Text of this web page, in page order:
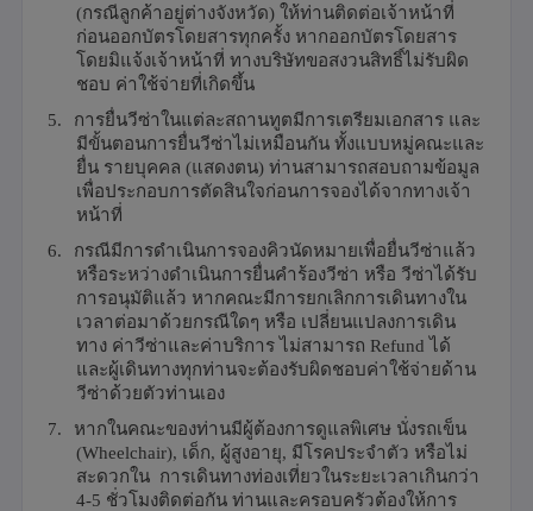
(กรณีลูกค้าอยู่ต่างจังหวัด) ให้ท่านติดต่อเจ้าหน้าที่
ก่อนออกบัตรโดยสารทุกครั้ง หากออกบัตรโดยสาร
โดยมิแจ้งเจ้าหน้าที่ ทางบริษัทขอสงวนสิทธิ์ไม่รับผิด
ชอบ ค่าใช้จ่ายที่เกิดขึ้น
5.
การยื่นวีซ่าในแต่ละสถานทูตมีการเตรียมเอกสาร และ
มีขั้นตอนการยื่นวีซ่าไม่เหมือนกัน ทั้งแบบหมู่คณะและ
ยื่น รายบุคคล (แสดงตน) ท่านสามารถสอบถามข้อมูล
เพื่อประกอบการตัดสินใจก่อนการจองได้จากทางเจ้า
หน้าที่
6.
กรณีมีการดำเนินการจองคิวนัดหมายเพื่อยื่นวีซ่าแล้ว
หรือระหว่างดำเนินการยื่นคำร้องวีซ่า หรือ วีซ่าได้รับ
การอนุมัติแล้ว หากคณะมีการยกเลิกการเดินทางใน
เวลาต่อมาด้วยกรณีใดๆ หรือ เปลี่ยนแปลงการเดิน
ทาง ค่าวีซ่าและค่าบริการ ไม่สามารถ Refundได้
และผู้เดินทางทุกท่านจะต้องรับผิดชอบค่าใช้จ่ายด้าน
วีซ่าด้วยตัวท่านเอง
7.
หากในคณะของท่านมีผู้ต้องการดูแลพิเศษ นั่งรถเข็น
(Wheelchair), เด็ก, ผู้สูงอายุ, มีโรคประจำตัว หรือไม่
สะดวกใน การเดินทางท่องเที่ยวในระยะเวลาเกินกว่า
4-5 ชั่วโมงติดต่อกัน ท่านและครอบครัวต้องให้การ